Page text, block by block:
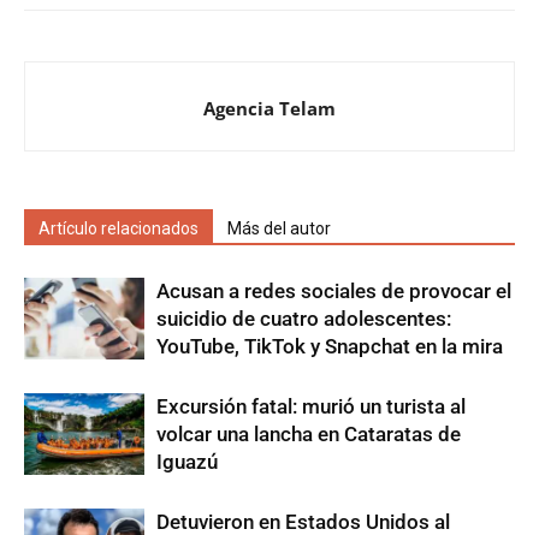
Agencia Telam
Artículo relacionados Más del autor
Acusan a redes sociales de provocar el
suicidio de cuatro adolescentes:
YouTube, TikTok y Snapchat en la mira
Excursión fatal: murió un turista al
volcar una lancha en Cataratas de
Iguazú
Detuvieron en Estados Unidos al